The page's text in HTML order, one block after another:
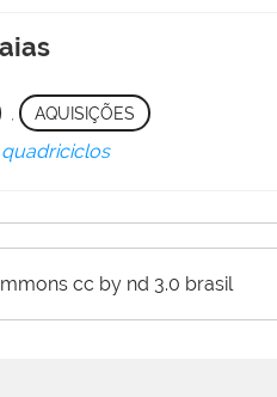
, AQUISIÇÕES
cc by nd 3.0 brasil